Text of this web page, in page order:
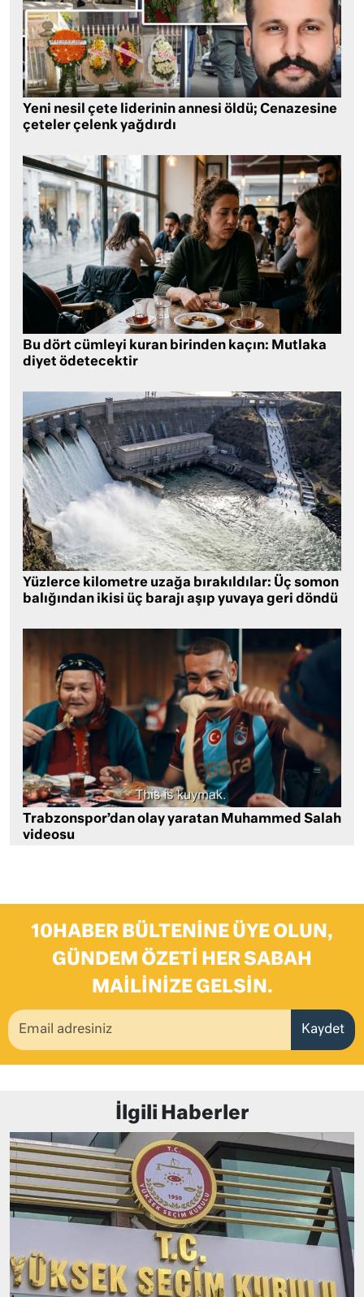
Yeni nesil çete liderinin annesi öldü; Cenazesine
çeteler çelenk yağdırdı
Bu dört cümleyi kuran birinden kaçın: Mutlaka
diyet ödetecektir
Yüzlerce kilometre uzağa bırakıldılar: Üç somon
balığından ikisi üç barajı aşıp yuvaya geri döndü
Trabzonspor’dan olay yaratan Muhammed Salah
videosu
10HABER BÜLTENINE ÜYE OLUN,
GÜNDEM ÖZETI HER SABAH
MAILINIZE GELSIN.
Kaydet
İlgili Haberler